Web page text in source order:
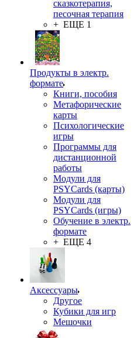
сказкотерапия,
песочная терапия
+ ЕЩЕ 1
Продукты в электр.
формате
Книги, пособия
Метафорические
карты
Психологические
игры
Программы для
дистанционной
работы
Модули для
PSYCards (карты)
Модули для
PSYCards (игры)
Обучение в электр.
формате
+ ЕЩЕ 4
Аксессуары
Другое
Кубики для игр
Мешочки